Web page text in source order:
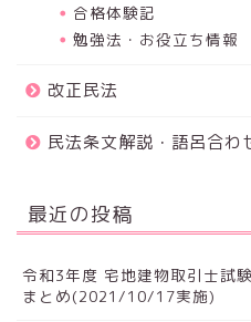
合格体験記
勉強法・お役立ち情報
改正民法
民法条文解説・語呂合わ
最近の投稿
令和3年度 宅地建物取引士試
まとめ(2021/10/17実施)